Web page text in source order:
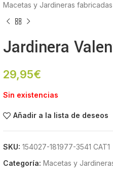
Macetas y Jardineras
Jardinera
29,95€
Sin existencias
Añadir a la lista de deseos
SKU: 154027-181977-3541 CAT1
Categoría: Macetas y